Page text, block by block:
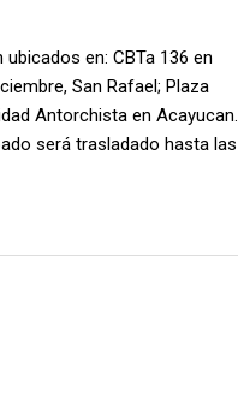
en: CBTa 136 en
San Rafael; Plaza
Antorchista en Acayucan.
será trasladado hasta las